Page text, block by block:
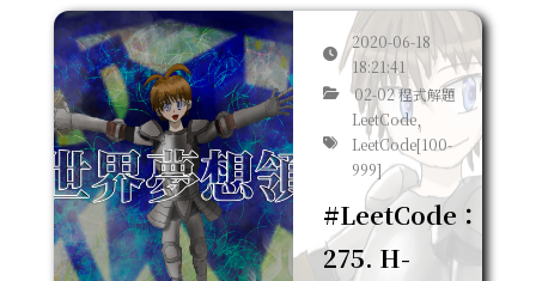
2020-06-18
18:21:41
02-02 程式解題
LeetCode,
LeetCode[100-
999]
#LeetCode：
275. H-